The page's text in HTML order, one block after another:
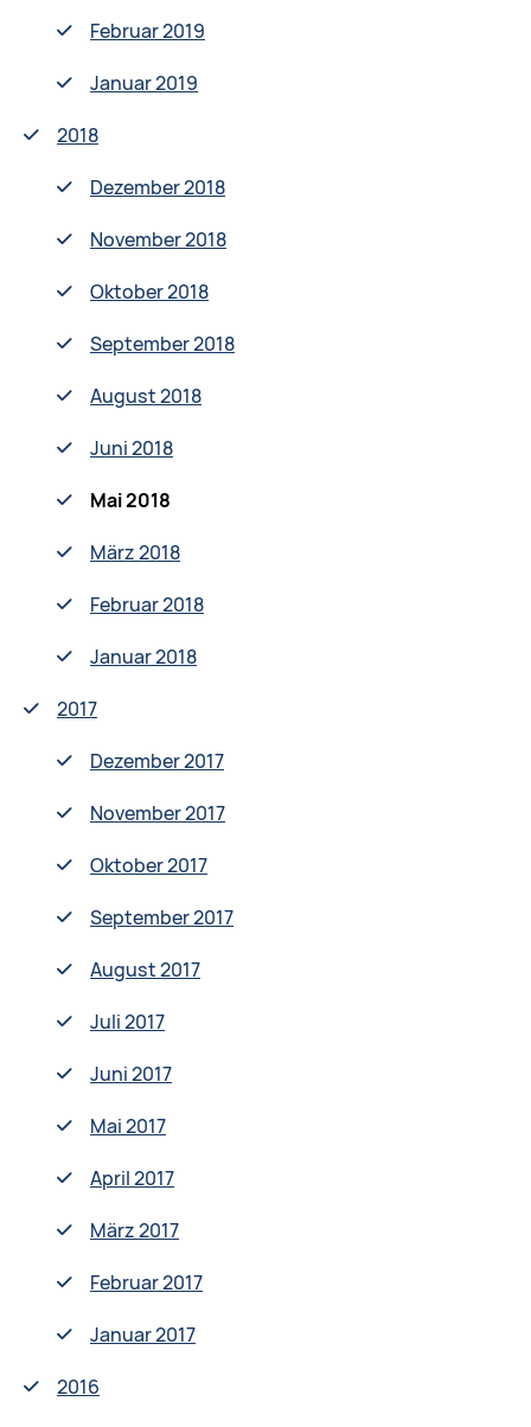
Februar 2019
Januar 2019
2018
Dezember 2018
November 2018
Oktober 2018
September 2018
August 2018
Juni 2018
Mai 2018
März 2018
Februar 2018
Januar 2018
2017
Dezember 2017
November 2017
Oktober 2017
September 2017
August 2017
Juli 2017
Juni 2017
Mai 2017
April 2017
März 2017
Februar 2017
Januar 2017
2016